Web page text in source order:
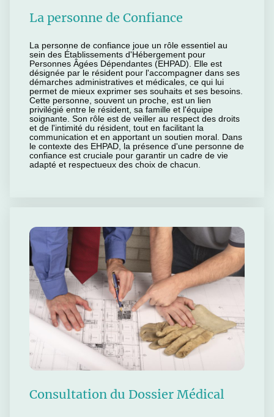
La personne de Confiance
La personne de confiance joue un rôle essentiel au
sein des Établissements d'Hébergement pour
Personnes Âgées Dépendantes (EHPAD). Elle est
désignée par le résident pour l'accompagner dans ses
démarches administratives et médicales, ce qui lui
permet de mieux exprimer ses souhaits et ses besoins.
Cette personne, souvent un proche, est un lien
privilégié entre le résident, sa famille et l'équipe
soignante. Son rôle est de veiller au respect des droits
et de l'intimité du résident, tout en facilitant la
communication et en apportant un soutien moral. Dans
le contexte des EHPAD, la présence d'une personne de
confiance est cruciale pour garantir un cadre de vie
adapté et respectueux des choix de chacun.
Consultation du Dossier Médical